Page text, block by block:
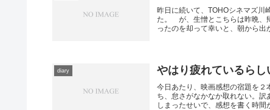
昨日に続いて、TOHOシネマズ川
た。 が、生憎とこちらは昨晩、
ったのを却って幸いと、朝から出
diary やはり疲れているらし
今日あたり、映画感想の宿題を
ち、怠さがなかなか取れない。
しまったせいで、感想を書く時間